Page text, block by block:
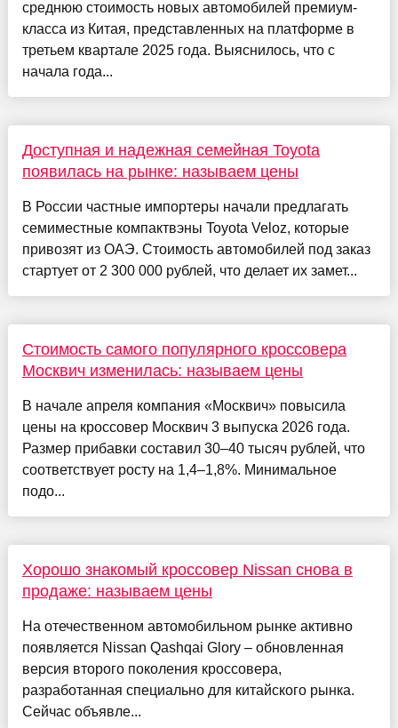
среднюю стоимость новых автомобилей премиум-
класса из Китая, представленных на платформе в
третьем квартале 2025 года. Выяснилось, что с
начала года...
Доступная и надежная семейная Toyota
появилась на рынке: называем цены
В России частные импортеры начали предлагать
семиместные компактвэны Toyota Veloz, которые
привозят из ОАЭ. Стоимость автомобилей под заказ
стартует от 2 300 000 рублей, что делает их замет...
Стоимость самого популярного кроссовера
Москвич изменилась: называем цены
В начале апреля компания «Москвич» повысила
цены на кроссовер Москвич 3 выпуска 2026 года.
Размер прибавки составил 30–40 тысяч рублей, что
соответствует росту на 1,4–1,8%. Минимальное
подо...
Хорошо знакомый кроссовер Nissan снова в
продаже: называем цены
На отечественном автомобильном рынке активно
появляется Nissan Qashqai Glory – обновленная
версия второго поколения кроссовера,
разработанная специально для китайского рынка.
Сейчас объявле...